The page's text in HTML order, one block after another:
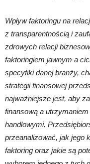
Wpływ faktoringu na
z transparentnością i
zdrowych relacji
faktoringiem jawnym a
specyfiki danej branży,
strategii finansowej
najważniejsze jest, aby
finansową a
handlowymi.
przeanalizować, jak jego
faktoring oraz jakie są